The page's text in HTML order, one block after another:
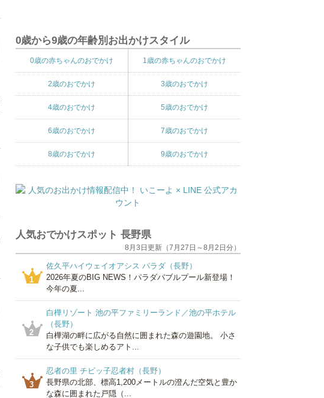
0歳から9歳の年齢別お出かけスタイル
0歳の赤ちゃんのおでかけ 1歳の赤ちゃんのおでかけ
2歳のおでかけ 3歳のおでかけ
4歳のおでかけ 5歳のおでかけ
6歳のおでかけ 7歳のおでかけ
8歳のおでかけ 9歳のおでかけ
人気おでかけスポット 長野県
8月3日更新（7月27日～8月2日分）
1
佐久平ハイウェイオアシス パラダ（長野）
2026年夏のBIG NEWS！パラダバブルプール新登場！
今年の夏...
2
白樺リゾート 池の平ファミリーランド／池の平ホテル
（長野）
白樺湖の畔に広がる自然に囲まれた森の遊園地。 小さ
な子供でも楽しめるアト...
3
忍者の里 チビッ子忍者村（長野）
長野県の北部、標高1,200メートルの澄んだ空気と豊か
な森に囲まれた戸隠（...